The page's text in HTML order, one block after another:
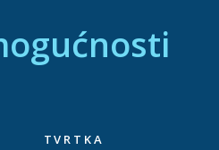
TVRTKA